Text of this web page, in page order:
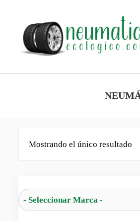
Mostrando el único resultado